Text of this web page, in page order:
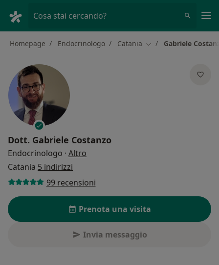
Cosa stai cercando?
Homepage Endocrinologo Catania Cambia città
Gabriele
Dott. Gabriele Costanzo
Endocrinologo · Altro
Catania 5 indirizzi
99 recensioni
Prenota una visita
Invia messaggio